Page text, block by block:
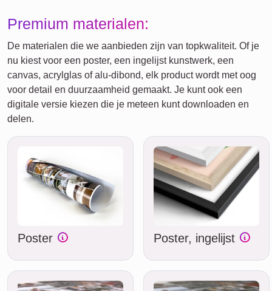
Premium materialen:
De materialen die we aanbieden zijn van topkwaliteit. Of je
nu kiest voor een poster, een ingelijst kunstwerk, een
canvas, acrylglas of alu-dibond, elk product wordt met oog
voor detail en duurzaamheid gemaakt. Je kunt ook een
digitale versie kiezen die je meteen kunt downloaden en
delen.
Poster Poster, ingelijst